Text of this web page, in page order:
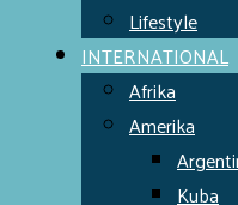
Lifestyle
INTERNATIONAL
Afrika
Amerika
Kuba